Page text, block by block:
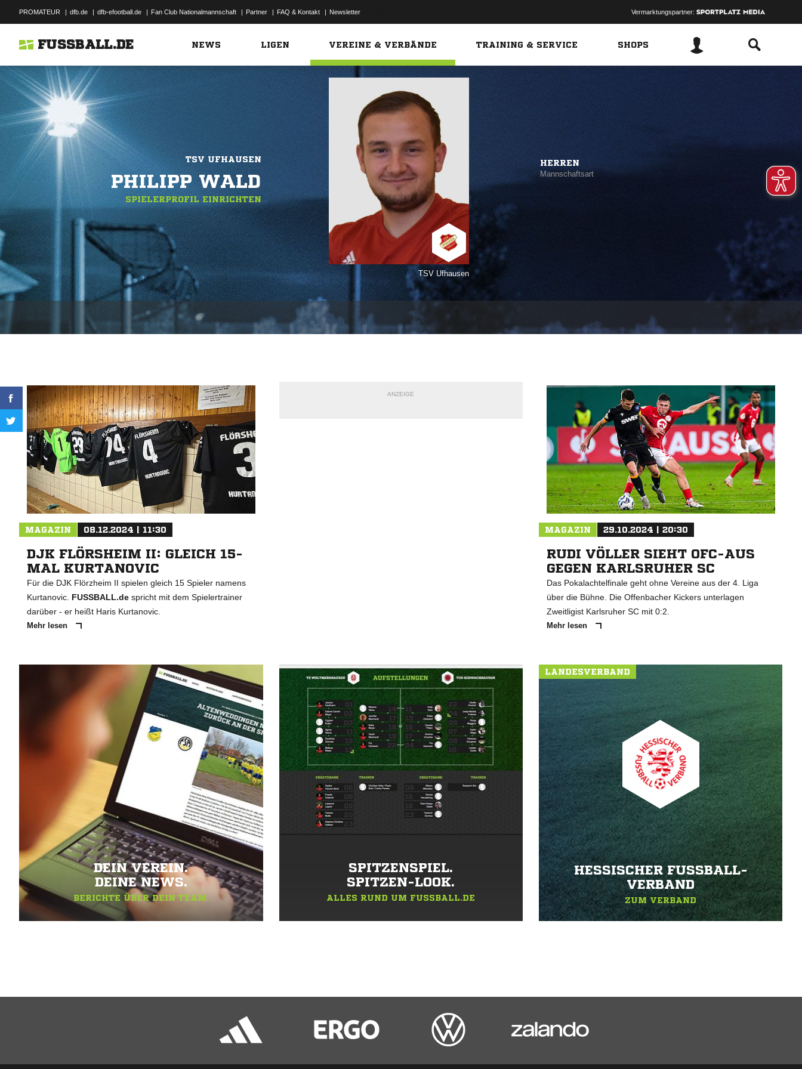
PROMATEUR | dfb.de | dfb-efootball.de | Fan Club Nationalmannschaft | Partner | FAQ & Kontakt | Newsletter Vermarktungspartner:
FUSSBALL.DE NEWS LIGEN VEREINE & VERBÄNDE TRAINING & SERVICE SHOPS
TSV UFHAUSEN
PHILIPP WALD
TSV Ufhausen
SPIELERPROFIL EINRICHTEN
HERREN
Mannschaftsart
MAGAZIN 08.12.2024 | 11:30
DJK FLÖRSHEIM II: GLEICH 15-
MAL KURTANOVIC
Für die DJK Flörzheim II spielen gleich 15 Spieler namens
Kurtanovic. FUSSBALL.de spricht mit dem Spielertrainer
darüber - er heißt Haris Kurtanovic.
Mehr lesen
ANZEIGE
MAGAZIN 29.10.2024 | 20:30
RUDI VÖLLER SIEHT OFC-AUS
GEGEN KARLSRUHER SC
Das Pokalachtelfinale geht ohne Vereine aus der 4. Liga
über die Bühne. Die Offenbacher Kickers unterlagen
Zweitligist Karlsruher SC mit 0:2.
Mehr lesen
DEIN VEREIN.
DEINE NEWS.
BERICHTE ÜBER DEIN TEAM.
SPITZENSPIEL.
SPITZEN-LOOK.
ALLES RUND UM FUSSBALL.DE
LANDESVERBAND
HESSISCHER FUSSBALL-V
ERBAND
ZUM VERBAND